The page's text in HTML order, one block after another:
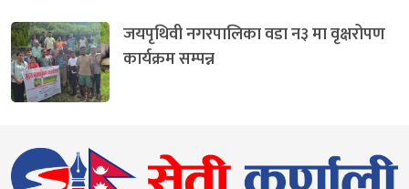
जयपृथिवी नगरपालिका वडा न३ मा वृक्षरोपण
कार्यक्रम सम्पन्न